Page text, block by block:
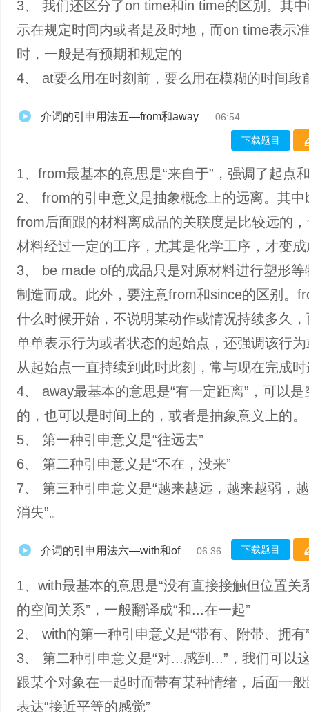
3、 我们还区分了on time和in time的区别。其
示在规定时间内或者是及时地，而on time表示
时，一般是有预期和规定的
4、 at要么用在时刻前，要么用在模糊的时间段
介词的引申用法五—from和away 06:54
下载题目
1、from最基本的意思是“来自于”，强调了起点
2、 from的引申意义是抽象概念上的远离。其中
from后面跟的材料离成品的关联度是比较远的
材料经过一定的工序，尤其是化学工序，才变
3、 be made of的成品只是对原材料进行塑形等
制造而成。此外，要注意from和since的区别。
什么时候开始，不说明某动作或情况持续多久
单单表示行为或者状态的起始点，还强调该行
从起始点一直持续到此时此刻，常与现在完成
4、 away最基本的意思是“有一定距离”，可以是
的，也可以是时间上的，或者是抽象意义上的。
5、 第一种引申意义是“往远去”
6、 第二种引申意义是“不在，没来”
7、 第三种引申意义是“越来越远，越来越弱，
消失”。
介词的引申用法六—with和of 06:36 下载题目
1、with最基本的意思是“没有直接接触但位置关
的空间关系”，一般翻译成“和...在一起”
2、 with的第一种引申意义是“带有、附带、拥有
3、 第二种引申意义是“对...感到...”，我们可以
跟某个对象在一起时而带有某种情绪，后面一
表达“接近平等的感觉”